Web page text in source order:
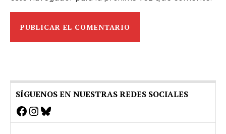
SÍGUENOS EN NUESTRAS REDES SOCIALES
Facebook
Instagram
Bluesky